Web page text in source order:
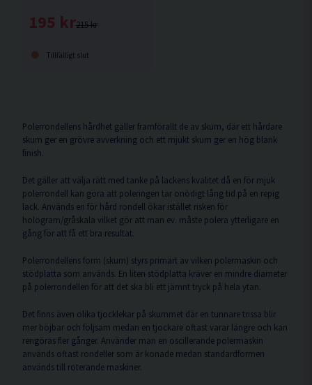
215 kr
195 kr
Tillfälligt slut
Polerrondellens hårdhet gäller framförallt de av skum, där ett hårdare
skum ger en grövre avverkning och ett mjukt skum ger en hög blank
finish.
Det gäller att välja rätt med tanke på lackens kvalitet då en för mjuk
polerrondell kan göra att poleringen tar onödigt lång tid på en repig
lack. Används en för hård rondell ökar istället risken för
hologram/gråskala vilket gör att man ev. måste polera ytterligare en
gång för att få ett bra resultat.
Polerrondellens form (skum) styrs primärt av vilken polermaskin och
stödplatta som används. En liten stödplatta kräver en mindre diameter
på polerrondellen för att det ska bli ett jämnt tryck på hela ytan.
Det finns även olika tjocklekar på skummet där en tunnare trissa blir
mer böjbar och följsam medan en tjockare oftast varar längre och kan
rengöras fler gånger. Använder man en oscillerande polermaskin
används oftast rondeller som är konade medan standardformen
används till roterande maskiner.